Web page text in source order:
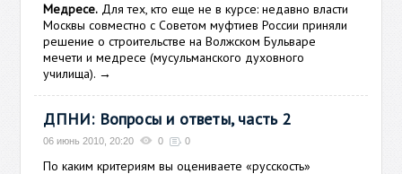
Медресе. Для тех, кто еще не в курсе: недавно власти
Москвы совместно с Советом муфтиев России приняли
решение о строительстве на Волжском Бульваре
мечети и медресе (мусульманского духовного
училища). →
ДПНИ: Вопросы и ответы, часть 2
06 июнь 2010, 20:20 0 0
По каким критериям вы оцениваете «русскость»